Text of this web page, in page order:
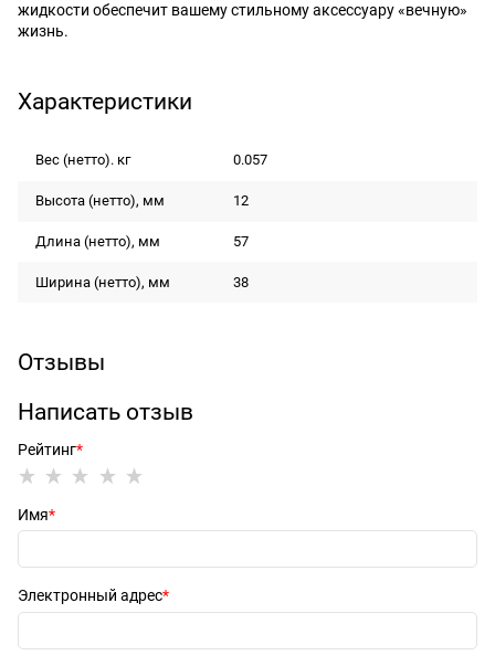
жидкости обеспечит вашему стильному аксессуару «вечную»
жизнь.
Характеристики
Вес (нетто). кг 0.057
Высота (нетто), мм 12
Длина (нетто), мм 57
Ширина (нетто), мм 38
Отзывы
Написать отзыв
Рейтинг
Имя
Электронный адрес